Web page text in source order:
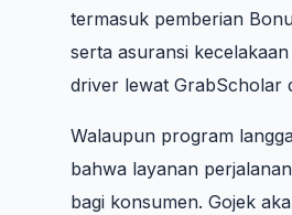
termasuk pemberian
serta asuransi
driver lewat GrabScholar
Walaupun program
bahwa layanan
bagi konsumen. Gojek